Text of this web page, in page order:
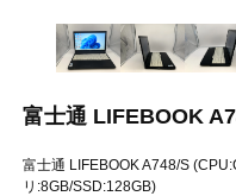
富士通 LIFEBOOK
富士通 LIFEBOOK A748/S
リ:8GB/SSD:128GB)